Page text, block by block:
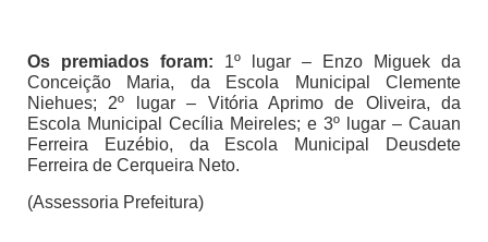
Os premiados foram: 1º lugar – Enzo Miguek da
Conceição Maria, da Escola Municipal Clemente
Niehues; 2º lugar – Vitória Aprimo de Oliveira, da
Escola Municipal Cecília Meireles; e 3º lugar – Cauan
Ferreira Euzébio, da Escola Municipal Deusdete
Ferreira de Cerqueira Neto.
(Assessoria Prefeitura)